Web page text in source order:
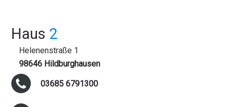
Haus 2
Helenenstraße 1
98646 Hildburghausen
03685 6791300